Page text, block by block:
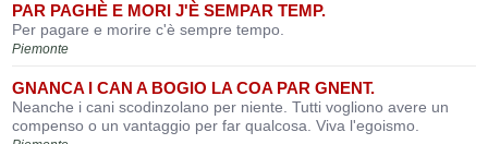
PAR PAGHÈ E MORI J'È SEMPAR TEMP.
Per pagare e morire c'è sempre tempo.
Piemonte
GNANCA I CAN A BOGIO LA COA PAR GNENT.
Neanche i cani scodinzolano per niente. Tutti vogliono avere un
compenso o un vantaggio per far qualcosa. Viva l'egoismo.